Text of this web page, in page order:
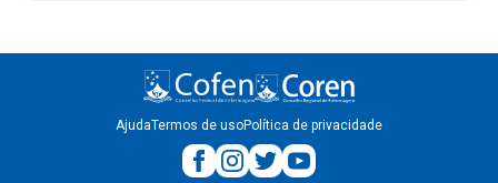
AjudaTermos de usoPolítica de privacidade